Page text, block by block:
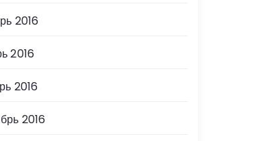
2016
2016
2016
2016